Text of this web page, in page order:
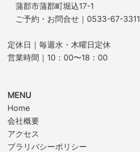
蒲郡市蒲郡町堀込17-1
ご予約・お問合せ｜0533-67-3311
定休日｜毎週水・木曜日定休
営業時間｜10：00〜18：00
MENU
Home
会社概要
アクセス
プラリバシーポリシー